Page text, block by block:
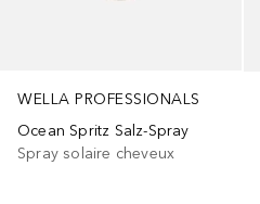
WELLA PROFESSIONALS
Ocean Spritz Salz-Spray
Spray solaire cheveux